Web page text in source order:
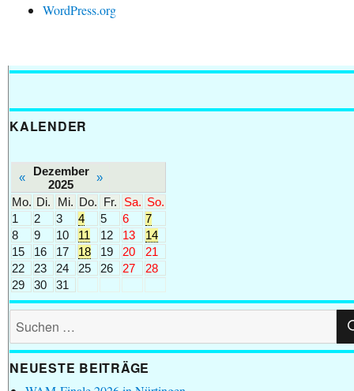
WordPress.org
KALENDER
«
Dezember
2025
»
Mo. Di. Mi. Do. Fr. Sa. So.
1
2 3 4 5 6
7
8
9 10 11 12 13
14
15
16 17 18 19 20
21
22
23 24 25 26 27
28
29
30 31
Suchen
nach:
NEUESTE BEITRÄGE